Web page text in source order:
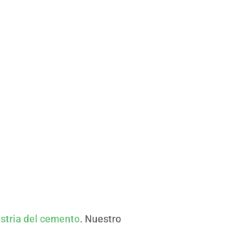
del cemento. Nuestro